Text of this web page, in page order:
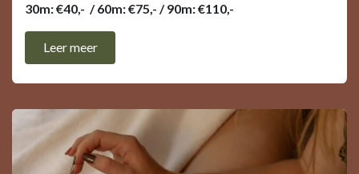
30m: €40,- / 60m: €75,- / 90m: €110,-
Leer ​​meer